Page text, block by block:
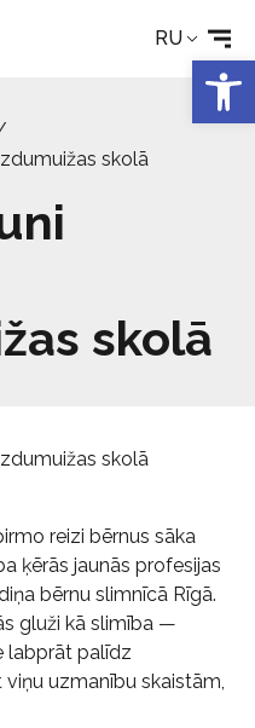
RU
skolā
skolā
skolā
reizi bērnus sāka
ķērās jaunās profesijas
bērnu slimnīcā Rīgā.
gluži kā slimība —
labprāt palīdz
uzmanību skaistām,